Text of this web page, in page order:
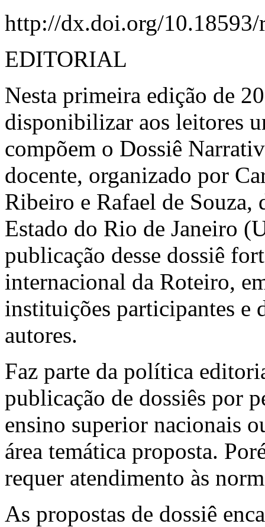
http://dx.doi.org/
EDITORIAL
Nesta primeira edição de
disponibilizar aos leitores
compõem o Dossiê
docente, organizado por
Ribeiro e Rafael de Souza,
Estado do Rio de Janeiro
publicação desse dossiê
internacional da Roteiro,
instituições participantes e
autores.
Faz parte da política
publicação de dossiês por
ensino superior nacionais
área temática proposta.
requer atendimento às
As propostas de dossiê